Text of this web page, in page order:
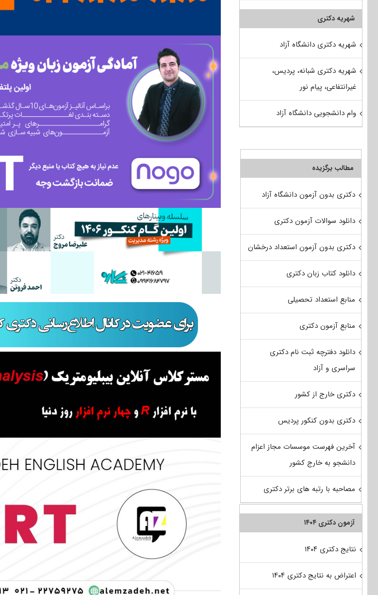
شهریه دکتری
شهریه دکتری دانشگاه آزاد
شهریه دکتری شبانه، پردیس،
غیرانتفاعی، پیام نور
وام دانشجویی دانشگاه آزاد
مطالب برگزیده
دکتری بدون آزمون دانشگاه آزاد
دانلود سوالات آزمون دکتری
دکتری بدون آزمون استعداد درخشان
دانلود کتاب زبان دکتری
منابع استعداد تحصیلی
منابع آزمون دکتری
دانلود دفترچه ثبت نام دکتری
سراسری و آزاد
دکتری خارج از کشور
دکتری بدون کنکور پردیس
آخرین فهرست موسسات مجاز اعزام
دانشجو به خارج کشور
مصاحبه با رتبه های برتر دکتری
آزمون دکتری ۱۴۰۴
نتایج دکتری ۱۴۰۴
اعتراض به نتایج دکتری ۱۴۰۴